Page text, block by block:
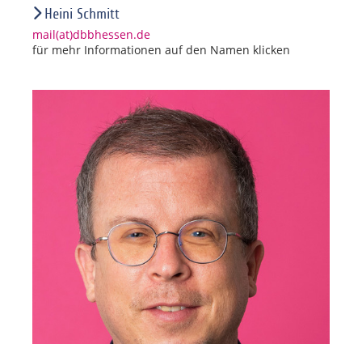
Heini Schmitt
mail(at)dbbhessen.de
für mehr Informationen auf den Namen klicken